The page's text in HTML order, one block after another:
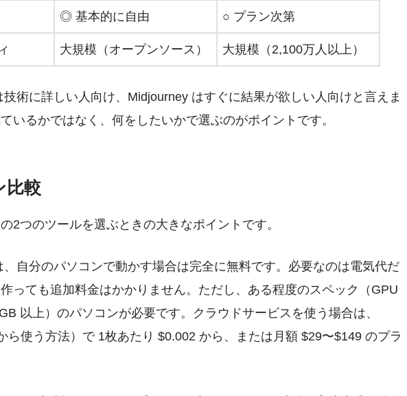
◎ 基本的に自由 ○ プラン次第
大規模（オープンソース） 大規模（2,100万人以上）
術に詳しい人向け、Midjourney はすぐに結果が欲しい人向けと言えま
いるかではなく、何をしたいかで選ぶのがポイントです。
比較
2つのツールを選ぶときの大きなポイントです。
、自分のパソコンで動かす場合は完全に無料です。必要なのは電気代だ
っても追加料金はかかりません。ただし、ある程度のスペック（GPU
以上）のパソコンが必要です。クラウドサービスを使う場合は、
ら使う方法）で 1枚あたり $0.002 から、または月額 $29〜$149 のプラ